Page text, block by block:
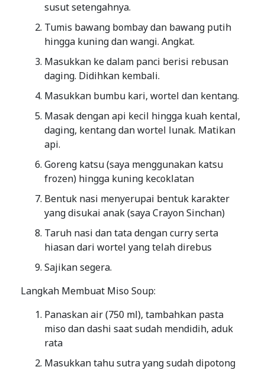
susut setengahnya.
Tumis bawang bombay dan bawang putih
hingga kuning dan wangi. Angkat.
Masukkan ke dalam panci berisi rebusan
daging. Didihkan kembali.
Masukkan bumbu kari, wortel dan kentang.
Masak dengan api kecil hingga kuah kental,
daging, kentang dan wortel lunak. Matikan
api.
Goreng katsu (saya menggunakan katsu
frozen) hingga kuning kecoklatan
Bentuk nasi menyerupai bentuk karakter
yang disukai anak (saya Crayon Sinchan)
Taruh nasi dan tata dengan curry serta
hiasan dari wortel yang telah direbus
Sajikan segera.
Langkah Membuat Miso Soup:
Panaskan air (750 ml), tambahkan pasta
miso dan dashi saat sudah mendidih, aduk
rata
Masukkan tahu sutra yang sudah dipotong